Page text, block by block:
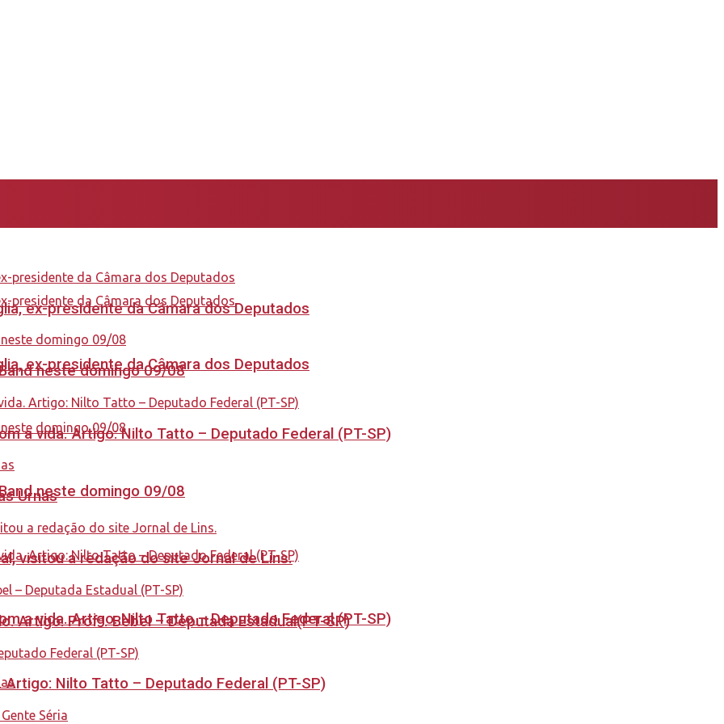
ex-presidente da Câmara dos Deputados
neste domingo 09/08
a vida. Artigo: Nilto Tatto – Deputado Federal (PT-SP)
ex-presidente da Câmara dos Deputados
neste domingo 09/08
a vida. Artigo: Nilto Tatto – Deputado Federal (PT-SP)
Urnas
visitou a redação do site Jornal de Lins.
Artigo: Profª. Bebel – Deputada Estadual(PT-SP)
Nilto Tatto – Deputado Federal (PT-SP)